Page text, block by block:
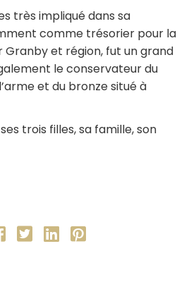
très impliqué dans sa
comme trésorier pour la
Granby et région, fut un grand
le conservateur du
et du bronze situé à
trois filles, sa famille, son